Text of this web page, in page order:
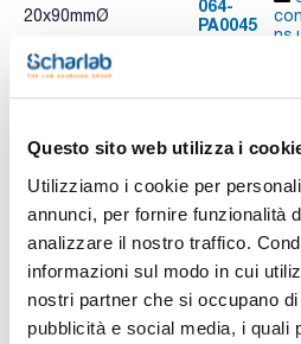
Questo sito web utilizza i
Utilizziamo i cookie per
annunci, per fornire funzionalità
analizzare il nostro traffico.
informazioni sul modo in cui
nostri partner che si occupano
pubblicità e social media, i quali
20x90mmØ
064-
PA0045
Stampa pagina prodotto
Caratteristiche
Presentazione : 20 piastre da 90
Tipo di imballaggio : Stack
01-203
Mezzo per l'isolamento della
farmacopea europea.
Sinonimi: Brilliant Green Phenol
MEDIUM L EUR. PHARM. 5th ED.
Vedi di più